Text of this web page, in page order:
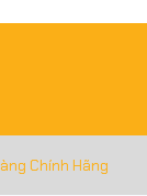
Chính Hãng